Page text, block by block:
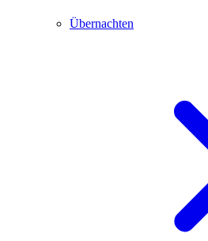
Übernachten